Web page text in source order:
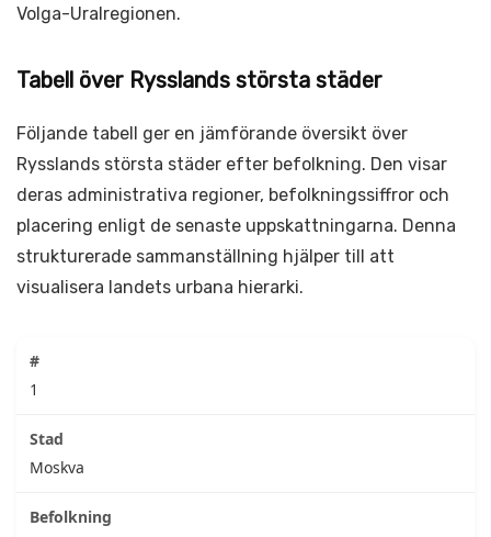
Volga-Uralregionen.
Tabell över Rysslands största städer
Följande tabell ger en jämförande översikt över
Rysslands största städer efter befolkning. Den visar
deras administrativa regioner, befolkningssiffror och
placering enligt de senaste uppskattningarna. Denna
strukturerade sammanställning hjälper till att
visualisera landets urbana hierarki.
1
Moskva